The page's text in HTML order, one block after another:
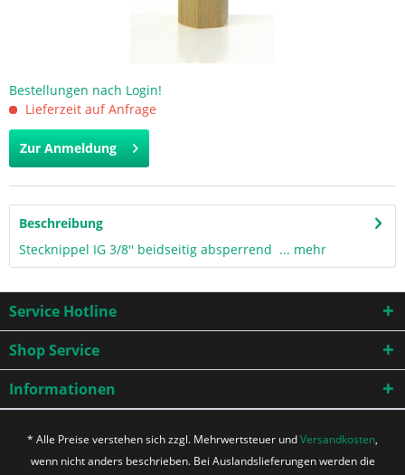
Bestellungen nach Login!
Lieferzeit auf Anfrage
Zur Anmeldung
Beschreibung
Stecknippel IG 3/8'' beidseitig absperrend ... mehr
Service Hotline
Shop Service
Informationen
* Alle Preise verstehen sich zzgl. Mehrwertsteuer undVersandkosten,
wenn nicht anders beschrieben. Bei Auslandslieferungen werden die